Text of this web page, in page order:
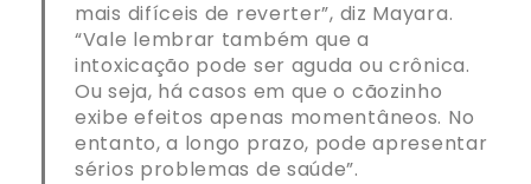
mais difíceis de reverter”, diz Mayara.
“Vale lembrar também que a
intoxicação pode ser aguda ou crônica.
Ou seja, há casos em que o cãozinho
exibe efeitos apenas momentâneos. No
entanto, a longo prazo, pode apresentar
sérios problemas de saúde”.